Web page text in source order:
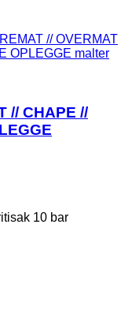
// OVERMAT
OPLEGGE malter
// CHAPE //
10 bar